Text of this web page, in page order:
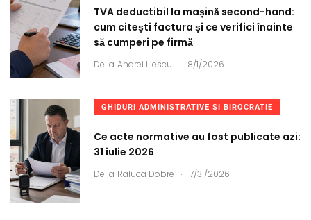
TVA deductibil la mașină second-hand:
cum citești factura și ce verifici înainte
să cumperi pe firmă
De la Andrei Iliescu . 8/1/2026
GHIDURI ADMINISTRATIVE SI BIROCRATIE
Ce acte normative au fost publicate azi:
31 iulie 2026
De la Raluca Dobre . 7/31/2026